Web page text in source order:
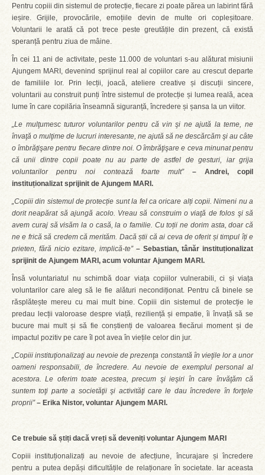
Pentru copiii din sistemul de protecție, fiecare zi poate părea un labirint fără
ieșire. Grijile, provocările, emoțiile devin de multe ori copleșitoare.
Voluntarii le arată că pot trece peste greutățile din prezent, că există
speranță pentru ziua de mâine.
În cei 11 ani de activitate, peste 11.000 de voluntari s-au alăturat misiunii
Ajungem MARI, devenind sprijinul real al copiilor care au crescut departe
de familiile lor. Prin lecții, joacă, ateliere creative și discuții sincere,
voluntarii au construit punți între sistemul de protecție și lumea reală, acea
lume în care copilăria înseamnă siguranță, încredere și șansa la un viitor.
„Le mulţumesc tuturor voluntarilor pentru că vin şi ne ajută la teme, ne
învaţă o mulţime de lucruri interesante, ne ajută să ne descărcăm şi au câte
o îmbrăţişare pentru fiecare dintre noi. O îmbrăţişare e ceva minunat pentru
că unii dintre copii poate nu au parte de astfel de gesturi, iar grija
voluntarilor pentru noi contează foarte mult”
–
Andrei, copil
instituționalizat sprijinit de Ajungem MARI.
„Copiii din sistemul de protecție sunt la fel ca oricare alți copii. Nimeni nu a
dorit neapărat să ajungă acolo. Vreau să construim o viaţă de folos şi să
avem curaj să visăm la o casă, la o familie. Cu toții ne dorim asta, doar că
ne e frică să credem că merităm. Dacă știi că ai ceva de oferit și timpul îți e
prieten, fără nicio ezitare, implică-te” – Sebastian, tânăr instituționalizat
sprijinit de Ajungem MARI, acum voluntar Ajungem MARI.
Însă voluntariatul nu schimbă doar viața copiilor vulnerabili, ci și viața
voluntarilor care aleg să le fie alături necondiționat. Pentru că binele se
răsplătește mereu cu mai mult bine. Copiii din sistemul de protecție le
predau lecții valoroase despre viață, reziliență și empatie, îi învață să se
bucure mai mult și să fie conștienți de valoarea fiecărui moment și de
impactul pozitiv pe care îl pot avea în viețile celor din jur.
„Copiii instituţionalizaţi au nevoie de prezenţa constantă în vieţile lor a unor
oameni responsabili, de încredere. Au nevoie de exemplul personal al
acestora. Le oferim toate acestea, precum şi ieşiri în care învăţăm că
suntem toţi parte a societăţii şi activităţi care le dau încredere în forţele
proprii” – Erika Nistor, voluntar Ajungem MARI.
Ce trebuie să știți dacă vreți să deveniți voluntar Ajungem MARI
Copiii instituționalizați au nevoie de afecțiune, încurajare și încredere
pentru a putea depăși dificultățile de relaționare în societate. Iar aceasta